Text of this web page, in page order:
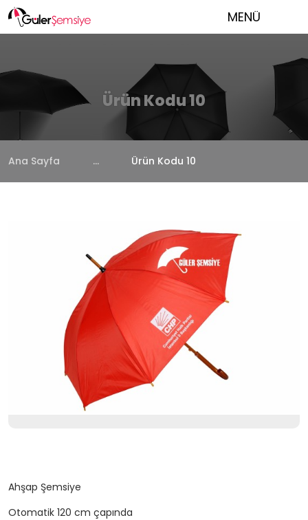
MENÜ
Ürün Kodu 10
Ana Sayfa ... Ürün Kodu 10
Ahşap Şemsiye
Otomatik 120 cm çapında